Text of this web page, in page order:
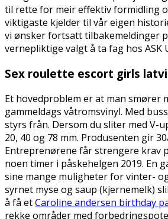
til rette for meir effektiv formidling
viktigaste kjelder til vår eigen
vi ønsker fortsatt tilbakemeldinger
vernepliktige valgt å ta fag hos
Sex roulette escort girls
Et hovedproblem er at man
gammeldags våtromsvinyl. Med
styrs från. Dersom du sliter med V-
20, 40 og 78 mm. Produsenten gir
Entreprenørene får strengere krav
noen timer i påskehelgen 2019. En
sine mange muligheter for vinter-
syrnet myse og saup (kjernemelk)
å få etCaroline andersen birthday
rekke områder med